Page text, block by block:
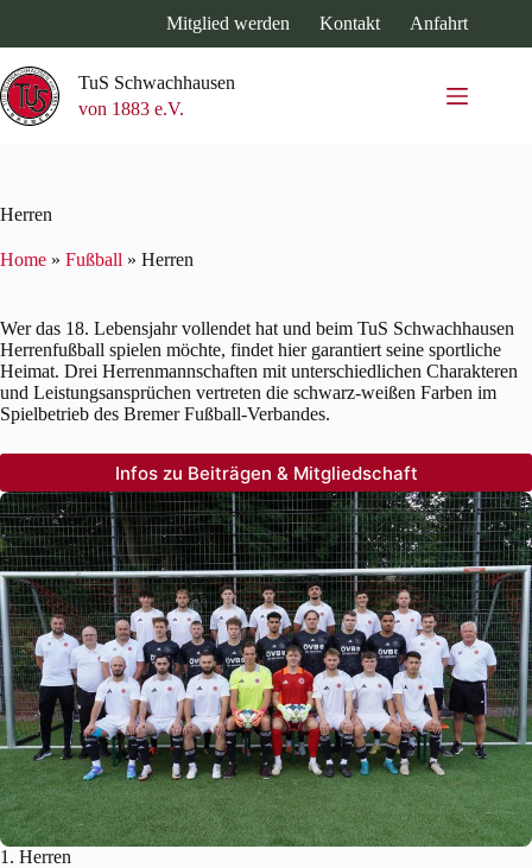
springen
Mitglied werden Kontakt Anfahrt
TuS Schwachhausen
von 1883 e.V.
Herren
Home » Fußball » Herren
Wer das 18. Lebensjahr vollendet hat und beim TuS Schwachhausen
Herrenfußball spielen möchte, findet hier garantiert seine sportliche
Heimat. Drei Herrenmannschaften mit unterschiedlichen Charakteren
und Leistungsansprüchen vertreten die schwarz-weißen Farben im
Spielbetrieb des Bremer Fußball-Verbandes.
Infos zu Beiträgen & Mitgliedschaft
1. Herren